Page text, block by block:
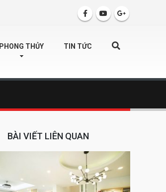
PHONG THỦY TIN TỨC
BÀI VIẾT LIÊN QUAN